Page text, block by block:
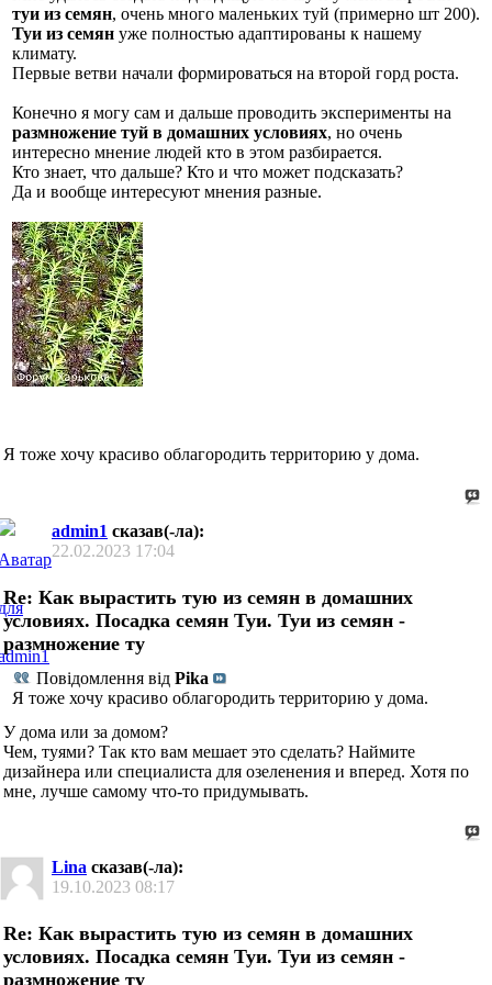
туи из семян, очень много маленьких туй (примерно шт 200).
Туи из семян уже полностью адаптированы к нашему
климату.
Первые ветви начали формироваться на второй горд роста.
Конечно я могу сам и дальше проводить эксперименты на
размножение туй в домашних условиях, но очень
интересно мнение людей кто в этом разбирается.
Кто знает, что дальше? Кто и что может подсказать?
Да и вообще интересуют мнения разные.
Я тоже хочу красиво облагородить территорию у дома.
admin1 сказав(-ла):
22.02.2023 17:04
Re: Как вырастить тую из семян в домашних
условиях. Посадка семян Туи. Туи из семян -
размножение ту
Повідомлення від Pika
Я тоже хочу красиво облагородить территорию у дома.
У дома или за домом?
Чем, туями? Так кто вам мешает это сделать? Наймите
дизайнера или специалиста для озеленения и вперед. Хотя по
мне, лучше самому что-то придумывать.
Lina сказав(-ла):
19.10.2023 08:17
Re: Как вырастить тую из семян в домашних
условиях. Посадка семян Туи. Туи из семян -
размножение ту